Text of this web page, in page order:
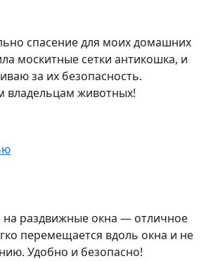
спасение для моих домашних
москитные сетки антикошка, и
за их безопасность.
владельцам животных!
на раздвижные окна — отличное
перемещается вдоль окна и не
Удобно и безопасно!